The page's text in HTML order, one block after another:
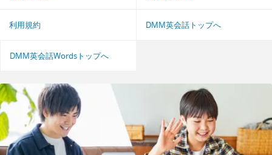
利用規約 DMM英会話トップへ
DMM英会話Wordsトップへ